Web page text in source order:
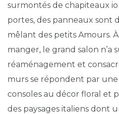
surmontés de chapiteaux
portes, des panneaux sont
mêlant des petits Amours.
manger, le grand salon n’a
réaménagement et
murs se répondent par
consoles au décor floral et
des paysages italiens dont